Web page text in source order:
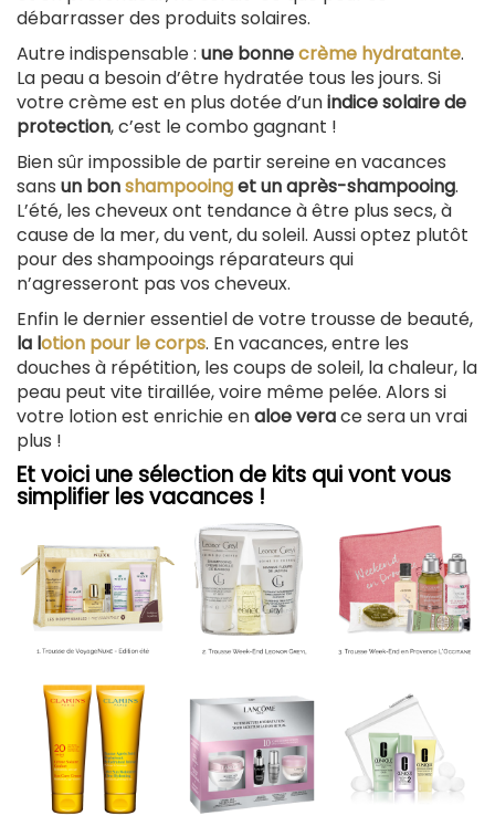
débarrasser des produits solaires.
Autre indispensable : une bonnecrème hydratante.
La peau a besoin d’être hydratée tous les jours. Si
votre crème est en plus dotée d’unindice solaire de
protection, c’est le combo gagnant !
Bien sûr impossible de partir sereine en vacances
sans un bonshampooinget un après-shampooing.
L’été, les cheveux ont tendance à être plus secs, à
cause de la mer, du vent, du soleil. Aussi optez plutôt
pour des shampooings réparateurs qui
n’agresseront pas vos cheveux.
Enfin le dernier essentiel de votre trousse de beauté,
la lotion pour le corps. En vacances, entre les
douches à répétition, les coups de soleil, la chaleur, la
peau peut vite tiraillée, voire même pelée. Alors si
votre lotion est enrichie enaloe verace sera un vrai
plus !
Et voici une sélection de kits qui vont vous
simplifier les vacances !